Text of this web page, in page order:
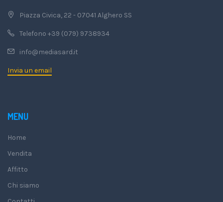
Piazza Civica, 22 - 07041 Alghero SS
Telefono +39 (079) 9738934
info@mediasard.it
Invia un email
MENU
Home
Vendita
Affitto
Chi siamo